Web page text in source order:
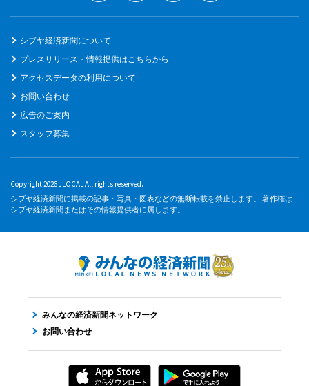
シブヤ経済新聞について
プレスリリース・情報提供はこちらから
アクセスデータの利用について
お問い合わせ
広告のご案内
スタッフ募集
Copyright 2026 JLOCAL All rights reserved.
シブヤ経済新聞に掲載の記事・写真・図表などの無断転載を禁止します。 著作権は
シブヤ経済新聞またはその情報提供者に属します。
みんなの経済新聞ネットワーク
お問い合わせ